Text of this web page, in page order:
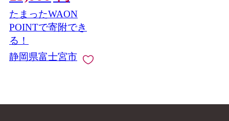
たまったWAON
POINTで寄附でき
る！
静岡県富士宮市